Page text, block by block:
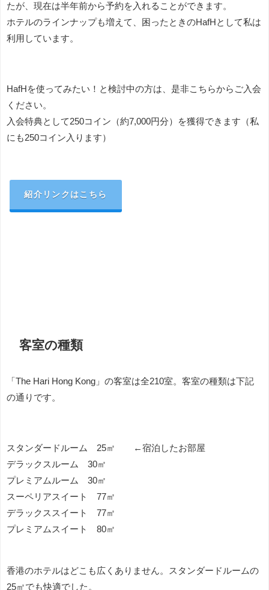
たが、現在は半年前から予約を入れることができます。
ホテルのラインナップも増えて、困ったときのHafHとして私は
利用しています。
HafHを使ってみたい！と検討中の方は、是非こちらからご入会
ください。
入会特典として250コイン（約7,000円分）を獲得できます（私
にも250コイン入ります）
紹介リンクはこちら
客室の種類
「The Hari Hong Kong」の客室は全210室。客室の種類は下記
の通りです。
スタンダードルーム 25㎡ ←宿泊したお部屋
デラックスルーム 30㎡
プレミアムルーム 30㎡
スーペリアスイート 77㎡
デラックススイート 77㎡
プレミアムスイート 80㎡
香港のホテルはどこも広くありません。スタンダードルームの
25㎡でも快適でした。